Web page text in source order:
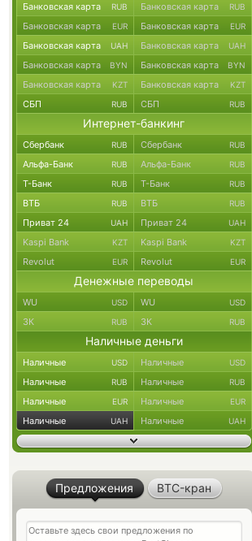
Банковская карта RUB Банковская карта RUB
Банковская карта EUR Банковская карта EUR
Банковская карта UAH Банковская карта UAH
Банковская карта BYN Банковская карта BYN
Банковская карта KZT Банковская карта KZT
СБП RUB СБП RUB
Интернет-банкинг
Сбербанк RUB Сбербанк RUB
Альфа-Банк RUB Альфа-Банк RUB
Т-Банк RUB Т-Банк RUB
ВТБ RUB ВТБ RUB
Приват 24 UAH Приват 24 UAH
Kaspi Bank KZT Kaspi Bank KZT
Revolut EUR Revolut EUR
Денежные переводы
WU USD WU USD
ЗК RUB ЗК RUB
Наличные деньги
Наличные USD Наличные USD
Наличные RUB Наличные RUB
Наличные EUR Наличные EUR
Наличные UAH Наличные UAH
Предложения BTC-кран